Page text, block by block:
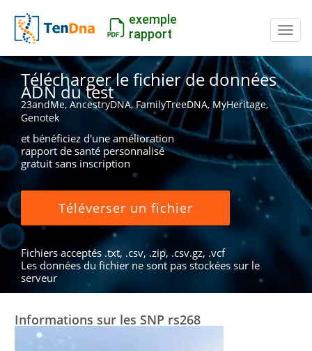
exemple
rapport
Télécharger le fichier de données
ADN du test
23andMe, AncestryDNA, FamilyTreeDNA, MyHeritage,
Genotek
et bénéficiez d'une amélioration
rapport de santé personnalisé
gratuit sans inscription
Téléverser un fichier
Fichiers acceptés .txt, .csv, .zip, .csv.gz, .vcf
Les données du fichier ne sont pas stockées sur le
serveur
Informations sur les SNP rs268